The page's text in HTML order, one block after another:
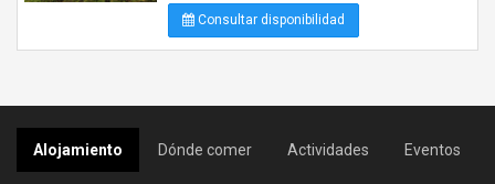
Consultar disponibilidad
Alojamiento Dónde comer Actividades Eventos